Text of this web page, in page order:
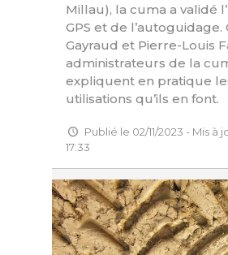
Millau), la cuma a validé
GPS et de
Gayraud et Pierre-Louis
administrateurs de la
expliquent en pratique
utilisations qu’ils en font.
Publié le 02/11/2023 - Mis à
17:33